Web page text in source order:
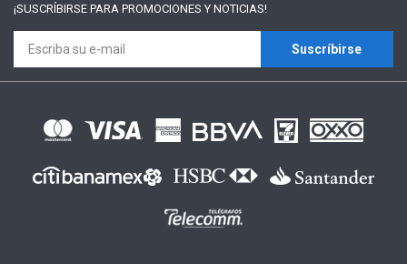
¡SUSCRÍBIRSE PARA PROMOCIONES Y NOTICIAS!
Suscríbirse